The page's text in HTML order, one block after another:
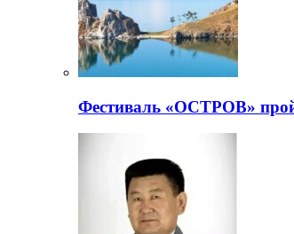
Фестиваль «ОСТРОВ»